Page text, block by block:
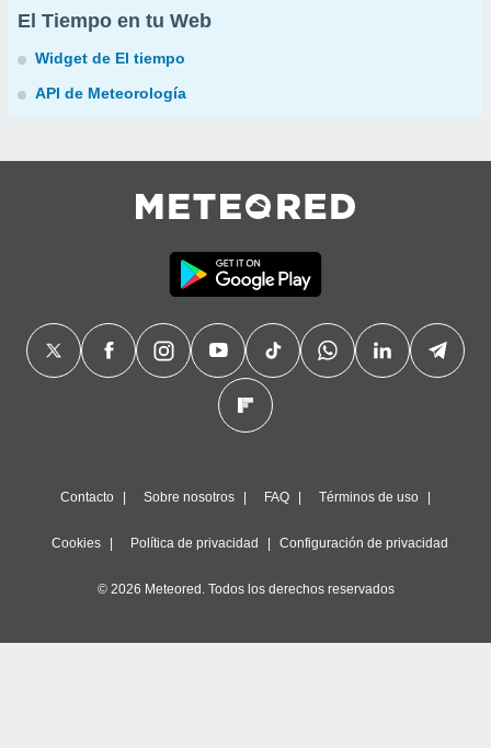
El Tiempo en tu Web
Widget de El tiempo
API de Meteorología
Contacto Sobre nosotros FAQ Términos de uso
Cookies Política de privacidad Configuración de privacidad
© 2026 Meteored. Todos los derechos reservados